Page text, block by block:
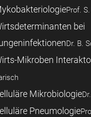
Prof.
bei
Dr. B.
Mikroben
Mikrobiologie
Pneumologie